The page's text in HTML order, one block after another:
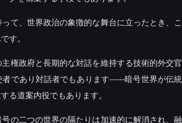
て、世界政治の象徴的な舞台に立ったとき、
す。
権政府と長期的な対話を維持する技術的外交官
であり対話者でもあります------暗号世界が伝
る道案内役でもあります。
の二つの世界の隔たりは加速的に解消され、